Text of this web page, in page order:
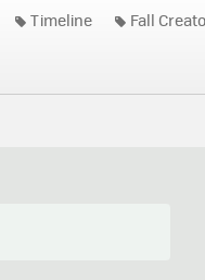
Timeline Fall